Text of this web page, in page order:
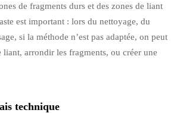
de fragments durs et des zones de liant
est important : lors du nettoyage, du
si la méthode n’est pas adaptée, on peut
liant, arrondir les fragments, ou créer une
technique